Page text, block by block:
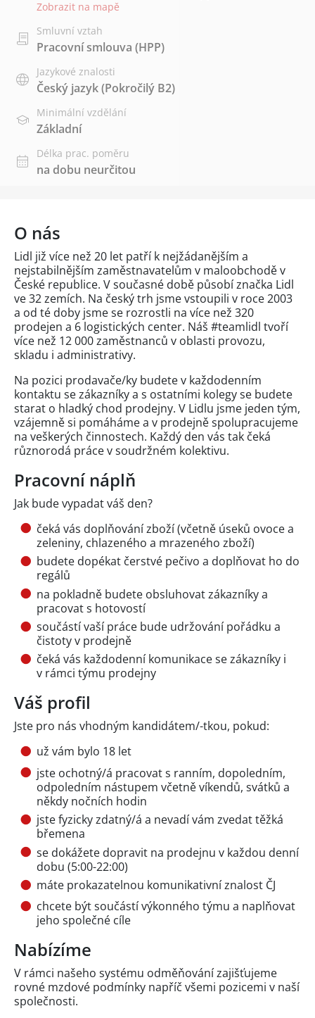
Zobrazit na mapě
Smluvní vztah
Pracovní smlouva (HPP)
Jazykové znalosti
Český jazyk(Pokročilý B2)
Minimální vzdělání
Základní
Délka prac. poměru
na dobu neurčitou
O nás
Lidl již více než 20 let patří k nejžádanějším a
nejstabilnějším zaměstnavatelům v maloobchodě v
České republice. V současné době působí značka Lidl
ve 32 zemích. Na český trh jsme vstoupili v roce 2003
a od té doby jsme se rozrostli na více než 320
prodejen a 6 logistických center. Náš #teamlidl tvoří
více než 12 000 zaměstnanců v oblasti provozu,
skladu i administrativy.
Na pozici prodavače/ky budete v každodenním
kontaktu se zákazníky a s ostatními kolegy se budete
starat o hladký chod prodejny. V Lidlu jsme jeden tým,
vzájemně si pomáháme a v prodejně spolupracujeme
na veškerých činnostech. Každý den vás tak čeká
různorodá práce v soudržném kolektivu.
Pracovní náplň
Jak bude vypadat váš den?
čeká vás doplňování zboží (včetně úseků ovoce a
zeleniny, chlazeného a mrazeného zboží)
budete dopékat čerstvé pečivo a doplňovat ho do
regálů
na pokladně budete obsluhovat zákazníky a
pracovat s hotovostí
součástí vaší práce bude udržování pořádku a
čistoty v prodejně
čeká vás každodenní komunikace se zákazníky i
v rámci týmu prodejny
Váš profil
Jste pro nás vhodným kandidátem/-tkou, pokud:
už vám bylo 18 let
jste ochotný/á pracovat s ranním, dopoledním,
odpoledním nástupem včetně víkendů, svátků a
někdy nočních hodin
jste fyzicky zdatný/á a nevadí vám zvedat těžká
břemena
se dokážete dopravit na prodejnu v každou denní
dobu (5:00-22:00)
máte prokazatelnou komunikativní znalost ČJ
chcete být součástí výkonného týmu a naplňovat
jeho společné cíle
Nabízíme
V rámci našeho systému odměňování zajišťujeme
rovné mzdové podmínky napříč všemi pozicemi v naší
společnosti.